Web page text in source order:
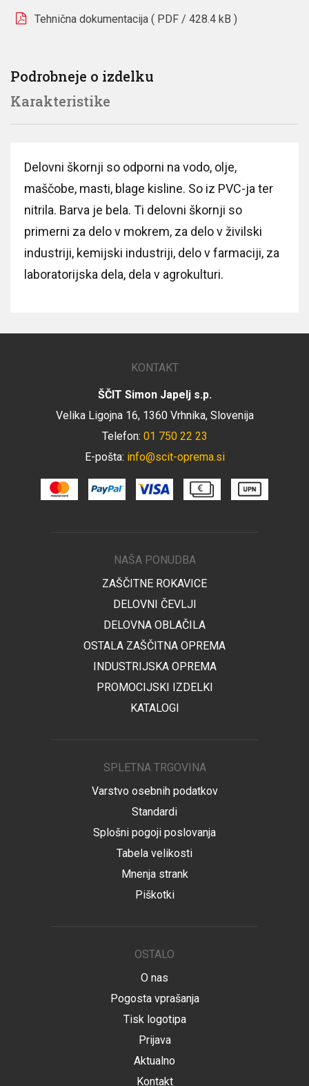
Tehnična dokumentacija ( PDF / 428.4 kB )
Podrobneje o izdelku
Karakteristike
Delovni škornji so odporni na vodo, olje,
maščobe, masti, blage kisline. So iz PVC-ja ter
nitrila. Barva je bela. Ti delovni škornji so
primerni za delo v mokrem, za delo v živilski
industriji, kemijski industriji, delo v farmaciji, za
laboratorijska dela, dela v agrokulturi.
KONTAKT
ŠČIT Simon Japelj s.p.
Velika Ligojna 16, 1360 Vrhnika, Slovenija
Telefon: 01 750 22 23
E-pošta: info@scit-oprema.si
NAŠA PONUDBA
ZAŠČITNE ROKAVICE
DELOVNI ČEVLJI
DELOVNA OBLAČILA
OSTALA ZAŠČITNA OPREMA
INDUSTRIJSKA OPREMA
PROMOCIJSKI IZDELKI
KATALOGI
SPLETNA TRGOVINA
Varstvo osebnih podatkov
Standardi
Splošni pogoji poslovanja
Tabela velikosti
Mnenja strank
Piškotki
OSTALO
O nas
Pogosta vprašanja
Tisk logotipa
Prijava
Aktualno
Kontakt